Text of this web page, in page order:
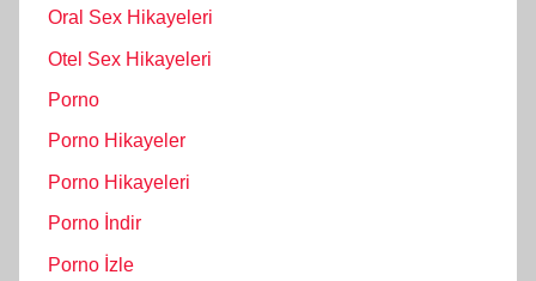
Oral Sex Hikayeleri
Otel Sex Hikayeleri
Porno
Porno Hikayeler
Porno Hikayeleri
Porno İndir
Porno İzle